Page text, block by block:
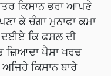
ਕਿਸਾਨ ਭਰਾ ਆਪਣੇ
ਕੇ ਚੰਗਾ ਮੁਨਾਫਾ ਕਮਾ
ਦਈਏ ਕਿ ਫਸਲ ਦੀ
ਜ਼ਿਆਦਾ ਪੈਸਾ ਖਰਚ
ਕਿਸਾਨ ਬਾਰੇ